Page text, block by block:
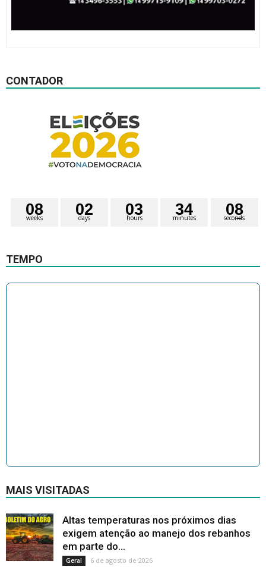
CONTADOR
weeks
08 days
02 hours
03 minutes
34 seconds
08
TEMPO
MAIS VISITADAS
Altas temperaturas nos próximos dias
exigem atenção ao manejo dos rebanhos
em parte do...
Geral 6 de agosto de 2026